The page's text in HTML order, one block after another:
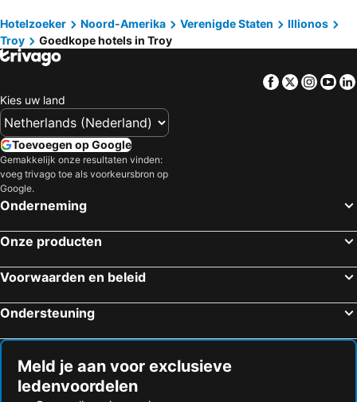
Hotelzoeker Noord-Amerika Verenigde Staten
Illionos
Troy
Goedkope hotels in Troy
Facebook
Twitter
Kies uw land
Toevoegen op Google
Gemakkelijk onze resultaten vinden:
voeg trivago toe als voorkeursbron op
Google.
Onderneming
Onze producten
Voorwaarden en beleid
Ondersteuning
Meld je aan voor exclusieve
ledenvoordelen